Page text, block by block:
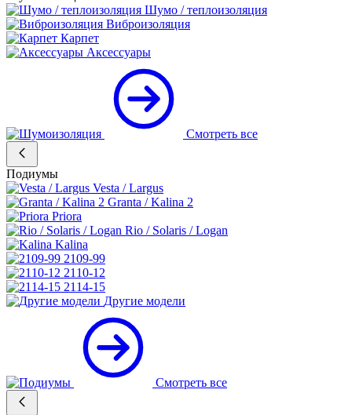
Шумо / теплоизоляция
Виброизоляция
Карпет
Аксессуары
Смотреть все
Подиумы
Vesta / Largus
Granta / Kalina 2
Priora
Rio / Solaris / Logan
Kalina
2109-99
2110-12
2114-15
Другие модели
Смотреть все